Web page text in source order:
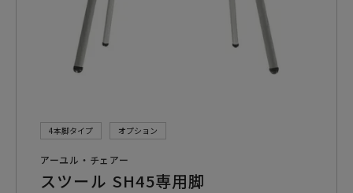
4本脚タイプ オプション
アーユル・チェアー
スツール SH45専用脚